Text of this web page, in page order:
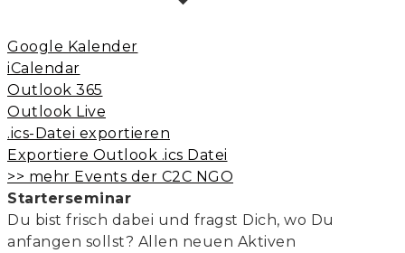
Google Kalender
iCalendar
Outlook 365
Outlook Live
.ics-Datei exportieren
Exportiere Outlook .ics Datei
>> mehr Events der C2C NGO
Starterseminar
Du bist frisch dabei und fragst Dich, wo Du
anfangen sollst? Allen neuen Aktiven